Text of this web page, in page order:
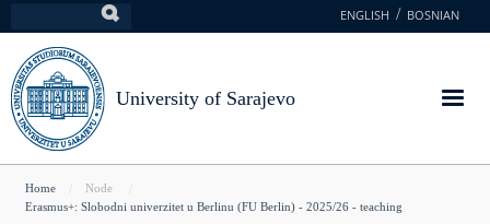
to
main
content
ENGLISH BOSNIAN
University of Sarajevo
You
Home
Node
Erasmus+: Slobodni univerzitet u Berlinu (FU Berlin) - 2025/26 - teaching